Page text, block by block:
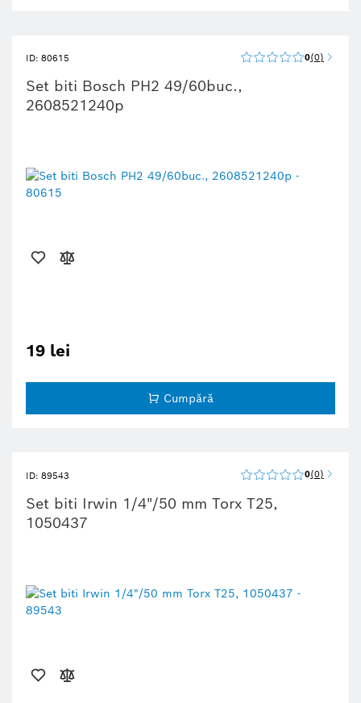
ID: 80615 0 0
Set biti Bosch PH2 49/60buc.,
2608521240p
19 lei
Cumpără
ID: 89543 0 0
Set biti Irwin 1/4"/50 mm Torx T25,
1050437